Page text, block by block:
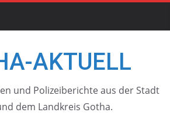
AKTUELL
und Polizeiberichte aus der Stadt
dem Landkreis Gotha.